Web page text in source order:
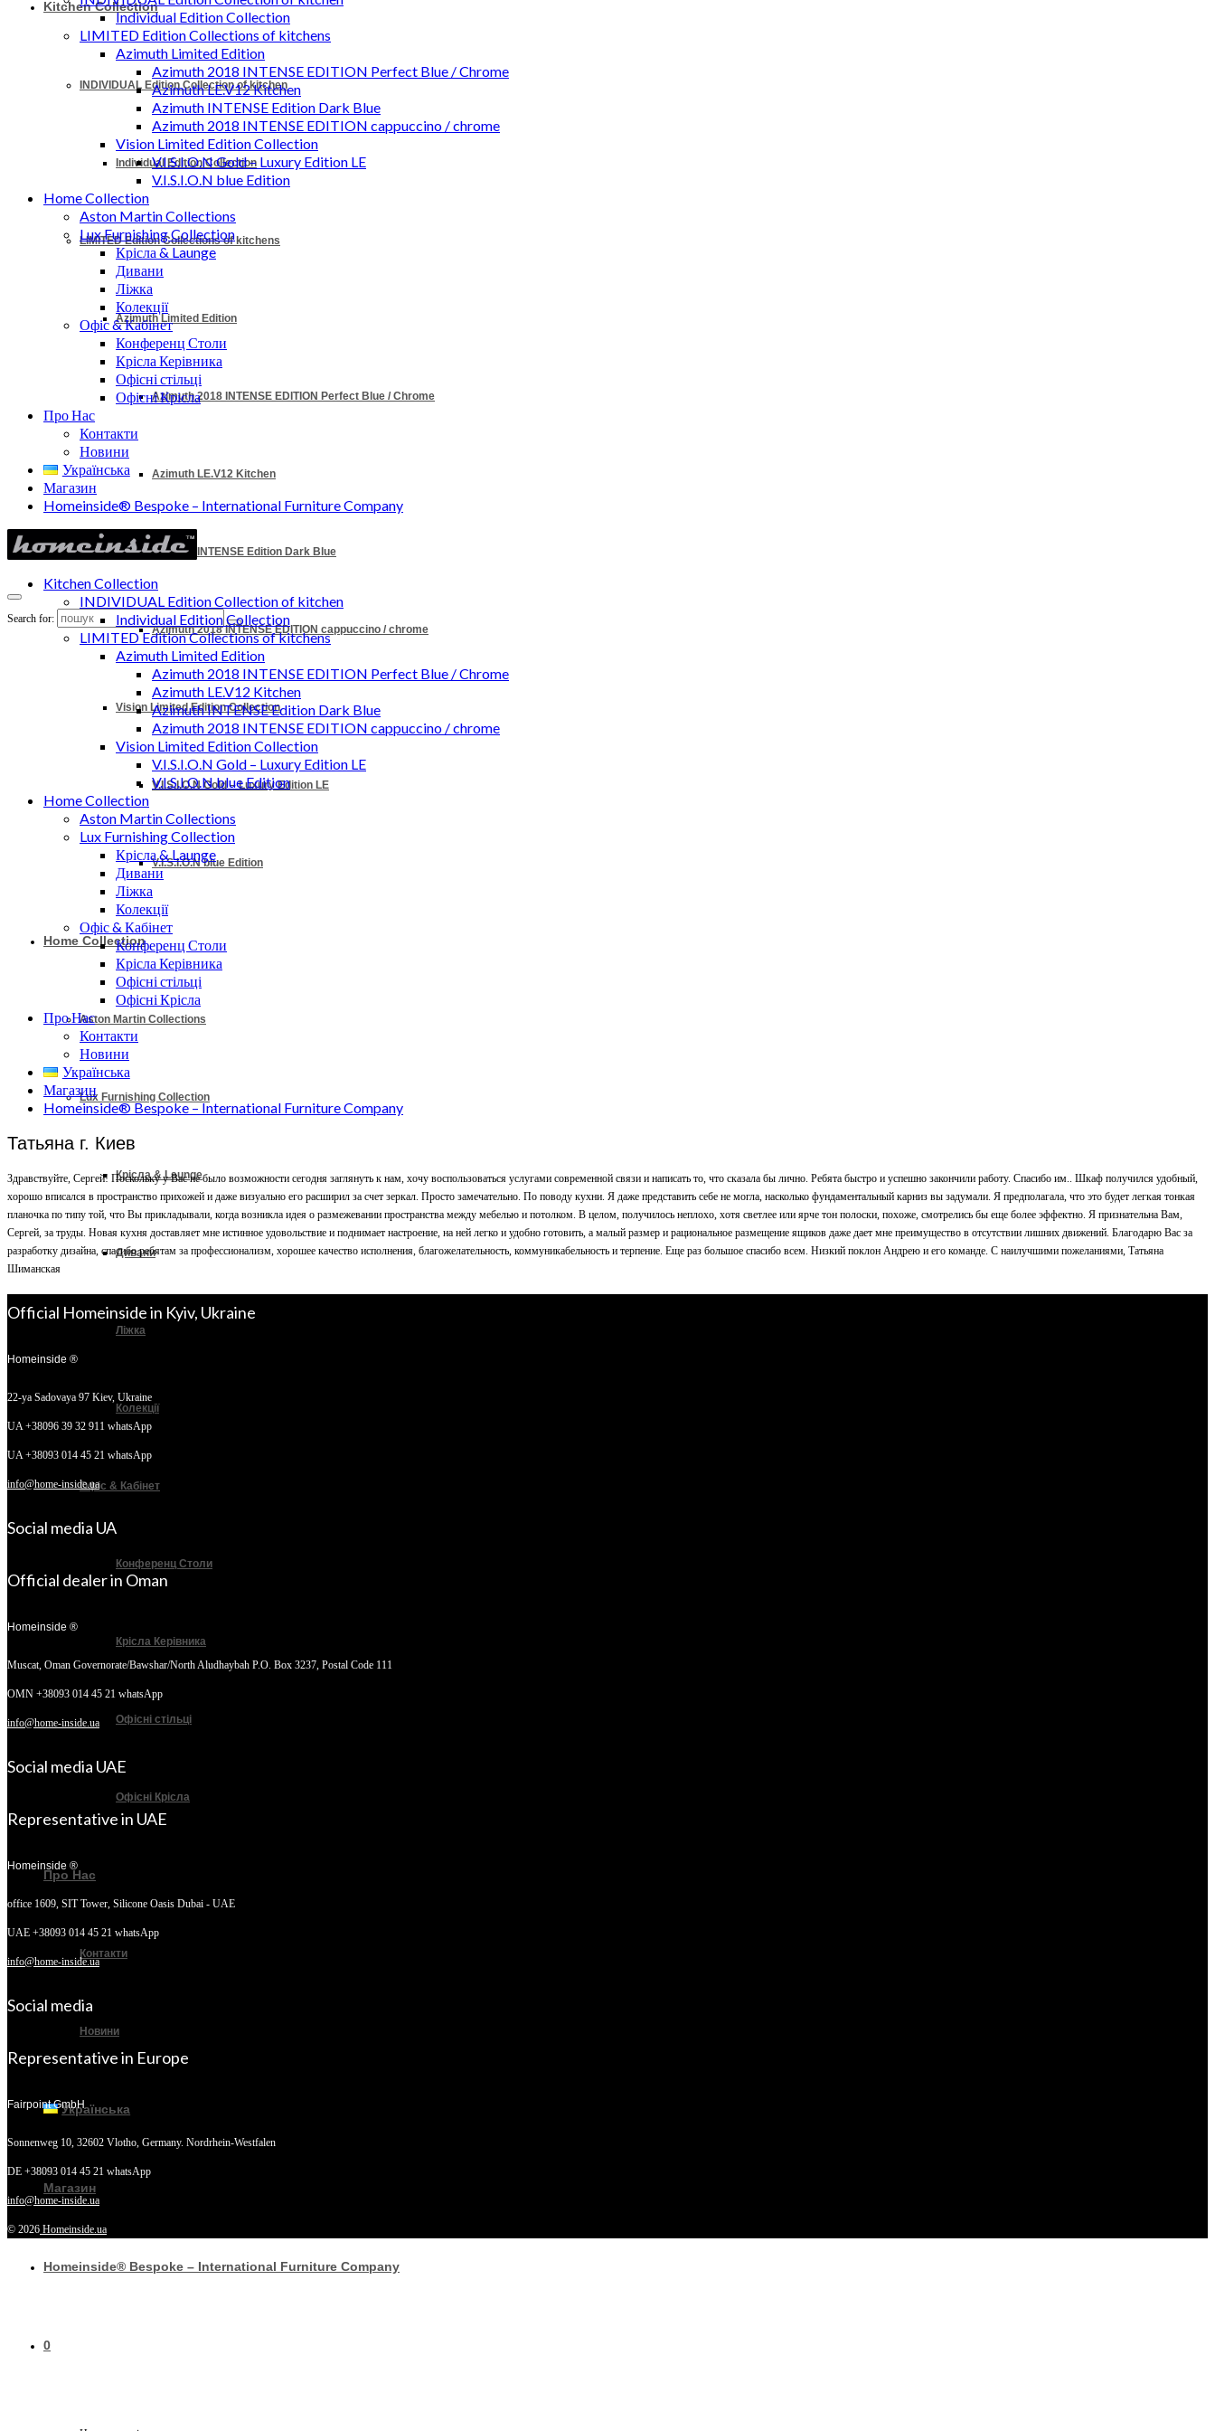
Kitchen Collection
INDIVIDUAL Edition Collection of kitchen
Individual Edition Collection
LIMITED Edition Collections of kitchens
Azimuth Limited Edition
Azimuth 2018 INTENSE EDITION Perfect Blue / Chrome
Azimuth LE.V12 Kitchen
Azimuth INTENSE Edition Dark Blue
Azimuth 2018 INTENSE EDITION cappuccino / chrome
Vision Limited Edition Collection
V.I.S.I.O.N Gold – Luxury Edition LE
V.I.S.I.O.N blue Edition
Home Collection
Aston Martin Collections
Lux Furnishing Collection
Крісла & Launge
Дивани
Ліжка
Колекції
Офіс & Кабінет
Конференц Столи
Крісла Керівника
Офісні стільці
Офісні Крісла
Про Нас
Контакти
Новини
Українська
Магазин
Homeinside® Bespoke – International Furniture Company
0
Individual Edition Collection
LIMITED Edition Collections of kitchens
Azimuth Limited Edition
Azimuth 2018 INTENSE EDITION Perfect Blue / Chrome
Azimuth LE.V12 Kitchen
Azimuth INTENSE Edition Dark Blue
Azimuth 2018 INTENSE EDITION cappuccino / chrome
Vision Limited Edition Collection
V.I.S.I.O.N Gold – Luxury Edition LE
V.I.S.I.O.N blue Edition
Home Collection
Aston Martin Collections
Lux Furnishing Collection
Крісла & Launge
Дивани
Ліжка
Колекції
Офіс & Кабінет
Конференц Столи
Крісла Керівника
Офісні стільці
Офісні Крісла
Про Нас
Контакти
Новини
Українська
Магазин
Homeinside® Bespoke – International Furniture Company
Search for:
Kitchen Collection
INDIVIDUAL Edition Collection of kitchen
Individual Edition Collection
LIMITED Edition Collections of kitchens
Azimuth Limited Edition
Azimuth 2018 INTENSE EDITION Perfect Blue / Chrome
Azimuth LE.V12 Kitchen
Azimuth INTENSE Edition Dark Blue
Azimuth 2018 INTENSE EDITION cappuccino / chrome
Vision Limited Edition Collection
V.I.S.I.O.N Gold – Luxury Edition LE
V.I.S.I.O.N blue Edition
Home Collection
Aston Martin Collections
Lux Furnishing Collection
Крісла & Launge
Дивани
Ліжка
Колекції
Офіс & Кабінет
Конференц Столи
Крісла Керівника
Офісні стільці
Офісні Крісла
Про Нас
Контакти
Новини
Українська
Магазин
Homeinside® Bespoke – International Furniture Company
Татьяна г. Киев
Здравствуйте, Сергей! Поскольку у Вас не было возможности сегодня заглянуть к нам, хочу воспользоваться услугами современной связи и написать то, что сказала бы лично. Ребята быстро и успешно закончили работу. Спасибо им.. Шкаф получился удобный,
хорошо вписался в пространство прихожей и даже визуально его расширил за счет зеркал. Просто замечательно. По поводу кухни. Я даже представить себе не могла, насколько фундаментальный карниз вы задумали. Я предполагала, что это будет легкая тонкая
планочка по типу той, что Вы прикладывали, когда возникла идея о размежевании пространства между мебелью и потолком. В целом, получилось неплохо, хотя светлее или ярче тон полоски, похоже, смотрелись бы еще более эффектно. Я признательна Вам,
Сергей, за труды. Новая кухня доставляет мне истинное удовольствие и поднимает настроение, на ней легко и удобно готовить, а малый размер и рациональное размещение ящиков даже дает мне преимущество в отсутствии лишних движений. Благодарю Вас за
разработку дизайна, спасибо ребятам за профессионализм, хорошее качество исполнения, благожелательность, коммуникабельность и терпение. Еще раз большое спасибо всем. Низкий поклон Андрею и его команде. С наилучшими пожеланиями, Татьяна
Шиманская
Official Homeinside in Kyiv, Ukraine
Homeinside ®
22-ya Sadovaya 97 Kiev, Ukraine
UA +38096 39 32 911 whatsApp
UA +38093 014 45 21 whatsApp
info@home-inside.ua
Social media UA
Official dealer in Oman
Homeinside ®
Muscat, Oman Governorate/Bawshar/North Aludhaybah P.O. Box 3237, Postal Code 111
OMN +38093 014 45 21 whatsApp
info@home-inside.ua
Social media UAE
Representative in UAE
Homeinside ®
office 1609, SIT Tower, Silicone Oasis Dubai - UAE
UAE +38093 014 45 21 whatsApp
info@home-inside.ua
Social media
Representative in Europe
Fairpoint GmbH
Sonnenweg 10, 32602 Vlotho, Germany. Nordrhein-Westfalen
DE +38093 014 45 21 whatsApp
info@home-inside.ua
© 2026 Homeinside.ua